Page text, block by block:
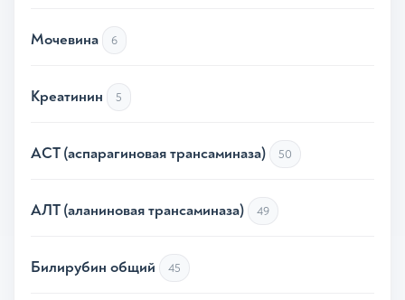
Мочевина 6
Креатинин 5
АСТ (аспарагиновая трансаминаза) 50
АЛТ (аланиновая трансаминаза) 49
Билирубин общий 45